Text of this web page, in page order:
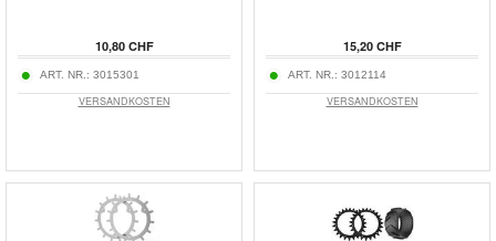
10,80 CHF
ART. NR.: 3015301
VERSANDKOSTEN
15,20 CHF
ART. NR.: 3012114
VERSANDKOSTEN